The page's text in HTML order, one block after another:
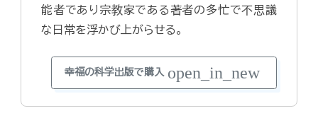
能者であり宗教家である著者の多忙で不思議
な日常を浮かび上がらせる。
幸福の科学出版で購入 open_in_new